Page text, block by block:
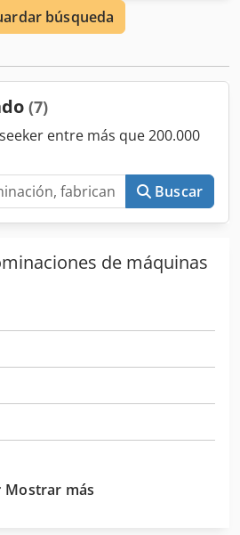
de la máquina: 11.000 kg
búsqueda
(7)
entre más que 200.000
Buscar
de máquinas
Mostrar más